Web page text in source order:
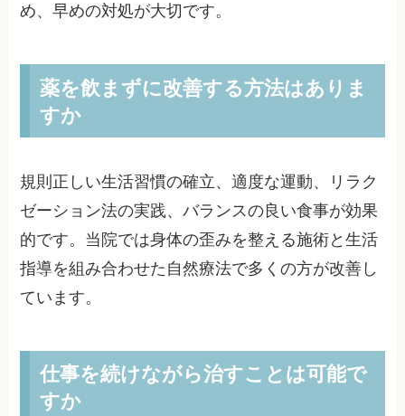
め、早めの対処が大切です。
薬を飲まずに改善する方法はありま
すか
規則正しい生活習慣の確立、適度な運動、リラク
ゼーション法の実践、バランスの良い食事が効果
的です。当院では身体の歪みを整える施術と生活
指導を組み合わせた自然療法で多くの方が改善し
ています。
仕事を続けながら治すことは可能で
すか